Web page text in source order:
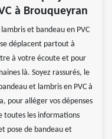
à Brouqueyran
et bandeau en PVC
déplacent partout à
à votre écoute et pour
là. Soyez rassurés, le
et lambris en PVC à
pour alléger vos dépenses
toutes les informations
pose de bandeau et